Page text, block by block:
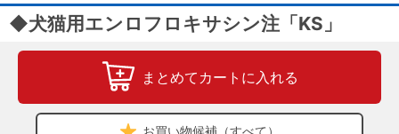
◆犬猫用エンロフロキサシン注「KS」
まとめてカートに入れる
お買い物候補（すべて）